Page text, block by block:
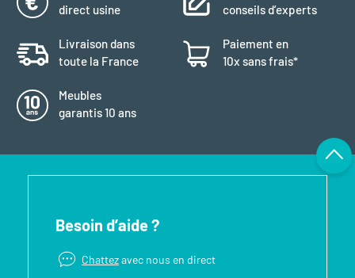
direct usine
conseils d’experts
Livraison dans
toute la France
Paiement en
10x sans frais*
Meubles
garantis 10 ans
Besoin d’aide ?
Chattezavec nous en direct